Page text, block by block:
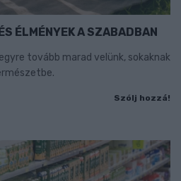
ÉLMÉNYEK A SZABADBAN
tovább marad velünk, sokaknak
Szólj hozzá!